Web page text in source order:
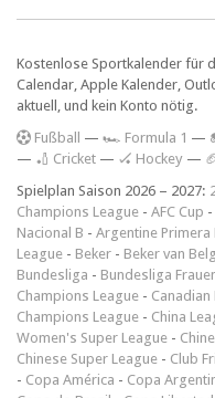
Kostenlose Sportkalender für
Calendar, Apple Kalender,
aktuell, und kein Konto nötig.
Fußball — 🏎️ Formula 1 —
— 🏏 Cricket — 🏑 Hockey —
Spielplan Saison 2026 – 2027:
Champions League - AFC Cup -
Nacional B - Argentine Primera
League - Beker - Beker van
Bundesliga - Bundesliga
Champions League - Canadian
Champions League - China
Women's Super League -
Chinese Super League - Club
- Copa América - Copa